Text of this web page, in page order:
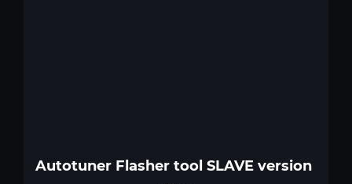
Autotuner Flasher tool SLAVE version